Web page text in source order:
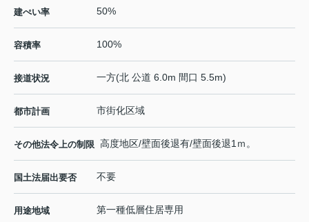
建ぺい率 50%
容積率 100%
接道状況 一方(北 公道 6.0m 間口 5.5m)
都市計画 市街化区域
その他法令上の制限 高度地区/壁面後退有/壁面後退1ｍ。
国土法届出要否 不要
用途地域 第一種低層住居専用